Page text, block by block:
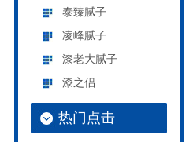
泰臻腻子
凌峰腻子
漆老大腻子
漆之侣
热门点击